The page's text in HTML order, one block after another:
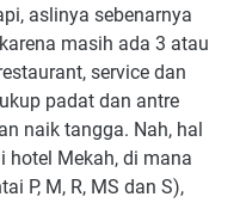
aslinya sebenarnya
masih ada 3 atau
service dan
padat dan antre
naik tangga. Nah, hal
hotel Mekah, di mana
P, M, R, MS dan S),